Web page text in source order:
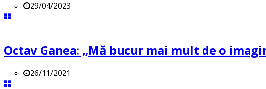
29/04/2023
Octav Ganea: „Mă bucur mai mult de o
26/11/2021